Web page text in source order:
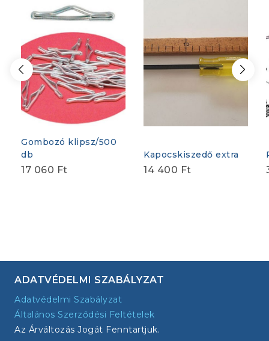
Gombozó klipsz/500
db
17 060 Ft
Kapocskiszedő extra
14 400 Ft
ADATVÉDELMI SZABÁLYZAT
Adatvédelmi Szabályzat
Általános Szerződési Feltételek
Az Árváltozás Jogát Fenntartjuk.